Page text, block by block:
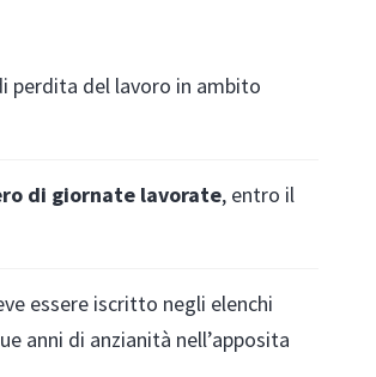
perdita del lavoro in ambito
di giornate lavorate, entro il
essere iscritto negli elenchi
anni di anzianità nell’apposita